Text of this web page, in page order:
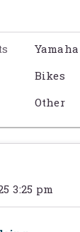
ប ហើយផ្តល់ភាពស្អ
បង្កើនស្នាដៃដែល
លវែង
– ប្រើសម្រាប់ម៉ូតូ
On
ប្រាស់យូរនិងទទួល
ារតំឡើងដោយមិន
Yamaha
Bikes
Other
3:25 pm